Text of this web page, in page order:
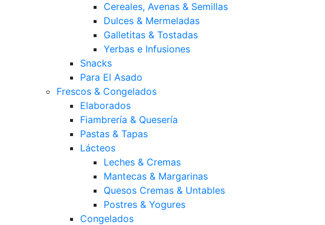
Cereales, Avenas & Semillas
Dulces & Mermeladas
Galletitas & Tostadas
Yerbas e Infusiones
Snacks
Para El Asado
Frescos & Congelados
Elaborados
Fiambrería & Quesería
Pastas & Tapas
Lácteos
Leches & Cremas
Mantecas & Margarinas
Quesos Cremas & Untables
Postres & Yogures
Congelados